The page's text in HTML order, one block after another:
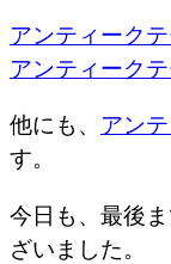
アンティーク
アンティーク
他にも、 アン
す。
今日も、最後
ざいました。